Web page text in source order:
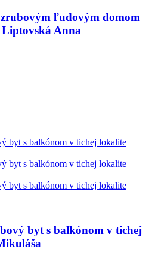
ľudovým domom
Liptovská Anna
byt s balkónom v tichej